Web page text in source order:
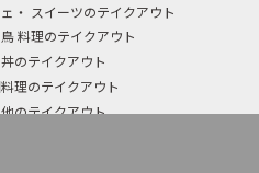
・ スイーツのテイクアウト
料理のテイクアウト
のテイクアウト
理のテイクアウト
のテイクアウト